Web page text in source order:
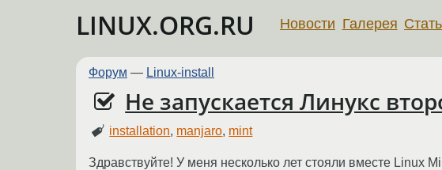
LINUX.ORG.RU Новости Галерея
Форум — Linux-install
Не запускается Линукс
installation, manjaro, mint
Здравствуйте! У меня несколько лет стояли вместе Linux